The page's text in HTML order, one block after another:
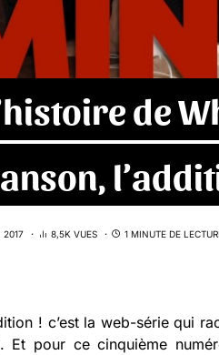
de
2017 8,5K VUES 1 MINUTE DE
! c’est la web-série qui
Et pour ce cinquième